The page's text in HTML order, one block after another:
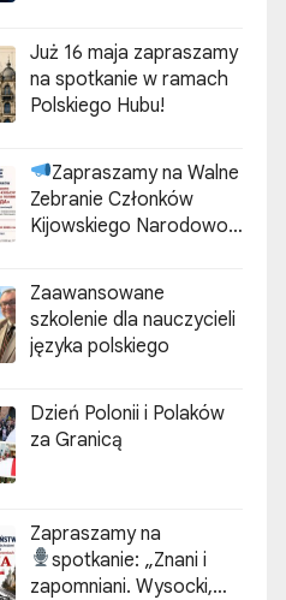
Już 16 maja zapraszamy
na spotkanie w ramach
Polskiego Hubu!
Zapraszamy na Walne
Zebranie Członków
Kijowskiego Narodowo-
Stowarzyszenia Polaków
„ZGODA”
Zaawansowane
szkolenie dla nauczycieli
języka polskiego
Dzień Polonii i Polaków
za Granicą
Zapraszamy na
spotkanie: „Znani i
zapomniani. Wysocki,